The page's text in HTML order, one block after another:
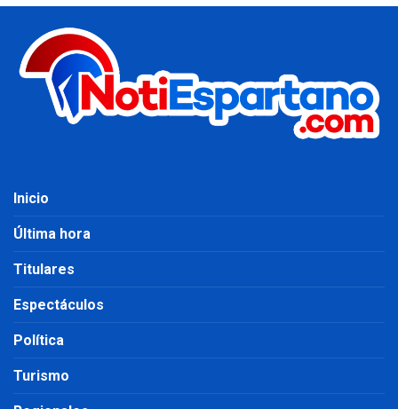
Inicio
Última hora
Titulares
Espectáculos
Política
Turismo